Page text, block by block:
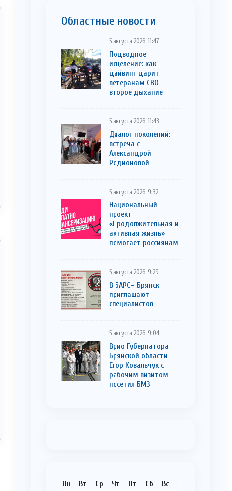
Областные новости
5 августа 2026, 11:47
Подводное
исцеление: как
дайвинг дарит
ветеранам СВО
второе дыхание
5 августа 2026, 11:43
Диалог поколений:
встреча с
Александрой
Родионовой
5 августа 2026, 9:32
Национальный
проект
«Продолжительная и
активная жизнь»
помогает россиянам
5 августа 2026, 9:29
В БАРС– Брянcк
приглaшают
cпециaлистoв
5 августа 2026, 9:04
Врио Губернатора
Брянской области
Егор Ковальчук с
рабочим визитом
посетил БМЗ
Пн Вт Ср Чт Пт Сб Вс